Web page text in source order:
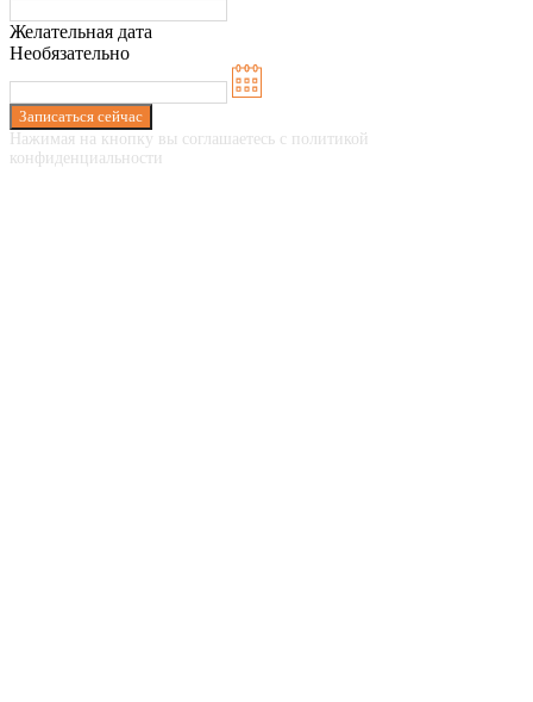
Желательная дата
Необязательно
Записаться сейчас
Нажимая на кнопку вы соглашаетесь с политикой
конфиденциальности